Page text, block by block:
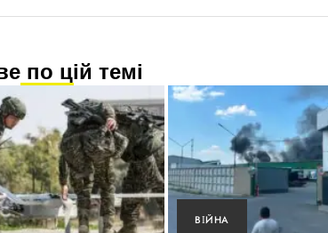
по цій темі
ВІЙНА